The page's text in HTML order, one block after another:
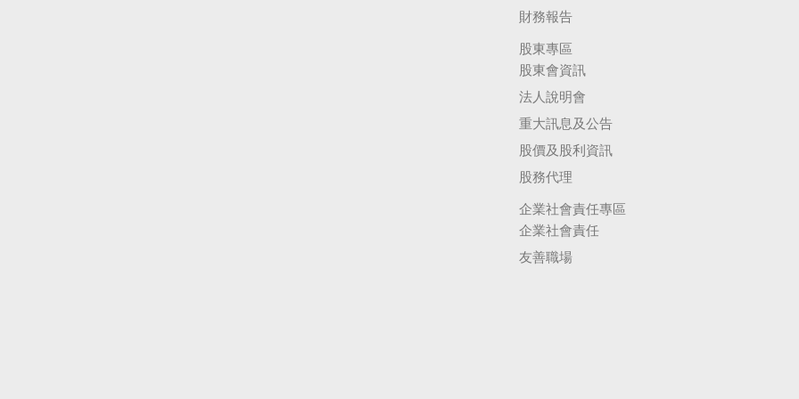
財務報告
股東專區
股東會資訊
法人說明會
重大訊息及公告
股價及股利資訊
股務代理
企業社會責任專區
企業社會責任
友善職場